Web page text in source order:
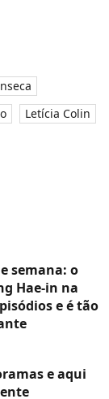
Letícia Colin
semana: o
Hae-in na
e é tão
e aqui